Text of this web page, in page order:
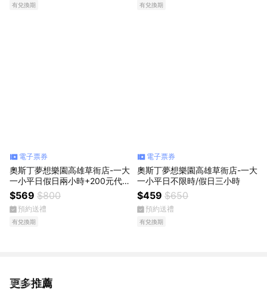
有兌換期 有兌換期
電子票券
奧斯丁夢想樂園高雄草衙店-一大
一小平日假日兩小時+200元代
幣
$569 $800
預約送禮
有兌換期
電子票券
奧斯丁夢想樂園高雄草衙店-一大
一小平日不限時/假日三小時
$459 $650
預約送禮
有兌換期
更多推薦
看更多